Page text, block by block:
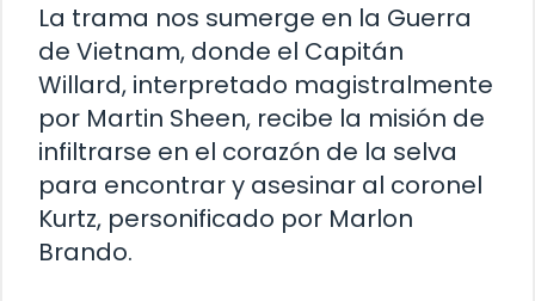
La trama nos sumerge en la Guerra
de Vietnam, donde el Capitán
Willard, interpretado magistralmente
por Martin Sheen, recibe la misión de
infiltrarse en el corazón de la selva
para encontrar y asesinar al coronel
Kurtz, personificado por Marlon
Brando.